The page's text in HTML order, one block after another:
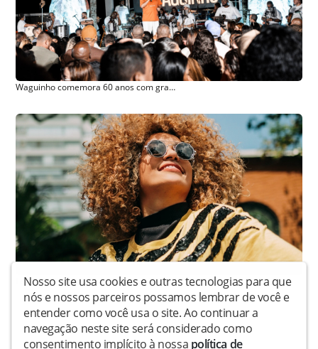
Waguinho comemora 60 anos com gravação de projeto audiovisual no Rio de Janeiro
Leidy Murilho estreia na Universal Music Christian Group com o single e clipe “Cheguei Até Aqui”
Nosso site usa cookies e outras tecnologias para que
nós e nossos parceiros possamos lembrar de você e
entender como você usa o site. Ao continuar a
navegação neste site será considerado como
consentimento implícito à nossa política de